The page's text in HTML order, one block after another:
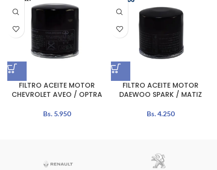
FILTRO ACEITE MOTOR
CHEVROLET AVEO / OPTRA
Bs.5.950
FILTRO ACEITE MOTOR
DAEWOO SPARK / MATIZ
Bs.4.250